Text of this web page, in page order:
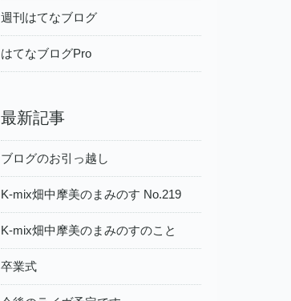
週刊はてなブログ
はてなブログPro
最新記事
ブログのお引っ越し
K-mix畑中摩美のまみのす No.219
K-mix畑中摩美のまみのすのこと
卒業式